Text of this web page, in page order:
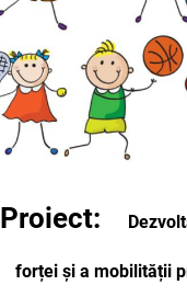
Proiect:
forței și a mobilității